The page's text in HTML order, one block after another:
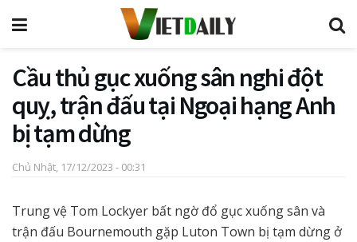
Cầu thủ gục xuống sân nghi đột
quỵ, trận đấu tại Ngoại hạng Anh
bị tạm dừng
Chủ Nhật, 17/12/2023 - 00:31
Trung vệ Tom Lockyer bất ngờ đổ gục xuống sân và
trận đấu Bournemouth gặp Luton Town bị tạm dừng ở